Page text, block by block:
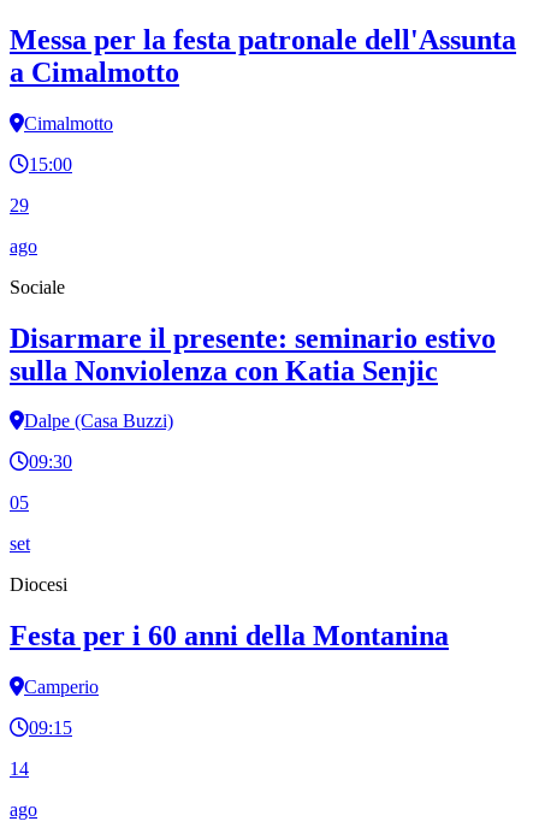
Messa per la festa patronale dell'Assunta
a Cimalmotto
Cimalmotto
15:00
29
ago
Sociale
Disarmare il presente: seminario estivo
sulla Nonviolenza con Katia Senjic
Dalpe (Casa Buzzi)
09:30
05
set
Diocesi
Festa per i 60 anni della Montanina
Camperio
09:15
14
ago